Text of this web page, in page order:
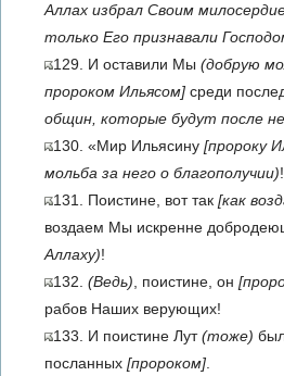
Аллах избрал Своим
только Его признавали
129. И оставили Мы (добрую
пророком Ильясом] среди
общин, которые будут после
130. «Мир Ильясину [пророку
мольба за него о благополучии)
131. Поистине, вот так [как
воздаем Мы искренне
Аллаху)!
132. (Ведь) , поистине, он
рабов Наших верующих!
133. И поистине Лут(тоже)
посланных [пророком]